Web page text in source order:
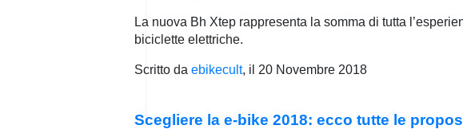
La nuova Bh Xtep rappresenta la somma di tutta
biciclette elettriche.
Scritto da ebikecult, il 20 Novembre 2018
Scegliere la e-bike 2018: ecco tutte le